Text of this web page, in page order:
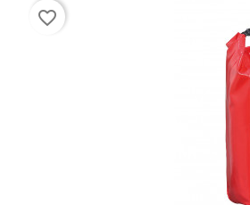
favorite_border